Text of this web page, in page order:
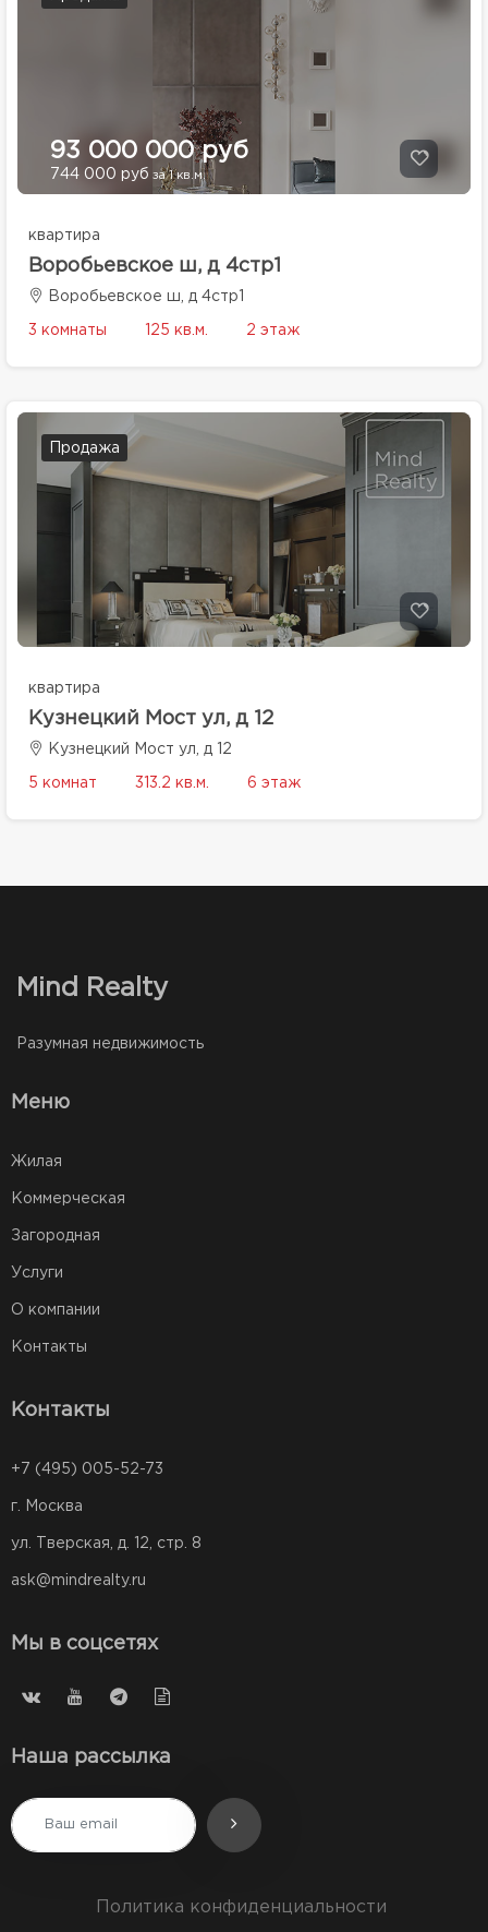
93 000 000 руб
744 000 руб за 1 кв.м.
квартира
Воробьевское ш, д 4стр1
Воробьевское ш, д 4стр1
3 комнаты 125 кв.м. 2 этаж
Продажа
квартира
Кузнецкий Мост ул, д 12
Кузнецкий Мост ул, д 12
5 комнат 313.2 кв.м. 6 этаж
Mind Realty
Разумная недвижимость
Меню
Жилая
Коммерческая
Загородная
Услуги
О компании
Контакты
Контакты
+7 (495) 005-52-73
г. Москва
ул. Тверская, д. 12, стр. 8
ask@mindrealty.ru
Мы в соцсетях
Наша рассылка
Политика конфиденциальности